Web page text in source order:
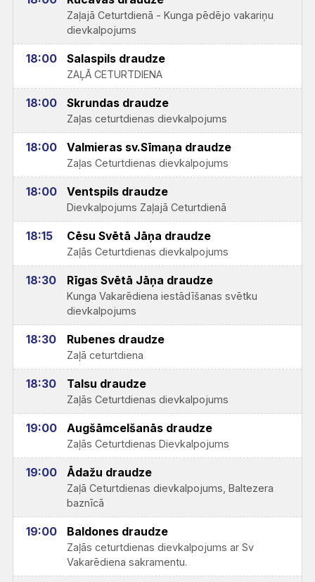
Zaļajā Ceturtdienā - Kunga pēdējo vakariņu
dievkalpojums
18:00 Salaspils draudze
ZAĻĀ CETURTDIENA
18:00 Skrundas draudze
Zaļas ceturtdienas dievkalpojums
18:00 Valmieras sv.Sīmaņa draudze
Zaļas Ceturtdienas dievkalpojums
18:00 Ventspils draudze
Dievkalpojums Zaļajā Ceturtdienā
18:15 Cēsu Svētā Jāņa draudze
Zaļās Ceturtdienas dievkalpojums
18:30 Rīgas Svētā Jāņa draudze
Kunga Vakarēdiena iestādīšanas svētku
dievkalpojums
18:30 Rubenes draudze
Zaļā ceturtdiena
18:30 Talsu draudze
Zaļās Ceturtdienas dievkalpojums
19:00 Augšāmcelšanās draudze
Zaļās Ceturtdienas Dievkalpojums
19:00 Ādažu draudze
Zaļā Ceturtdienas dievkalpojums, Baltezera
baznīcā
19:00 Baldones draudze
Zaļās ceturtdienas dievkalpojums ar Sv
Vakarēdiena sakramentu.